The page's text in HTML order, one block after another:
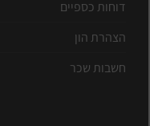
דוחות כספיים
הצהרת הון
חשבות שכר